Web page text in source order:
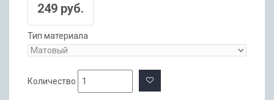
249 руб.
Тип материала
Количество